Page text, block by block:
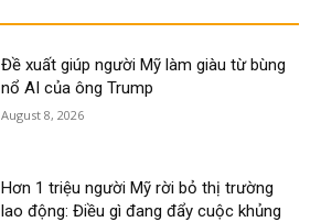
Đề xuất giúp người Mỹ làm giàu từ bùng
nổ AI của ông Trump
August 8, 2026
Hơn 1 triệu người Mỹ rời bỏ thị trường
lao động: Điều gì đang đẩy cuộc khủng